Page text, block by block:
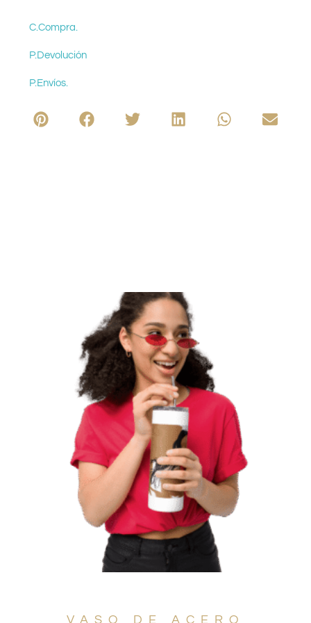
C.Compra.
P.Devolución
P.Envíos.
VASO DE ACERO